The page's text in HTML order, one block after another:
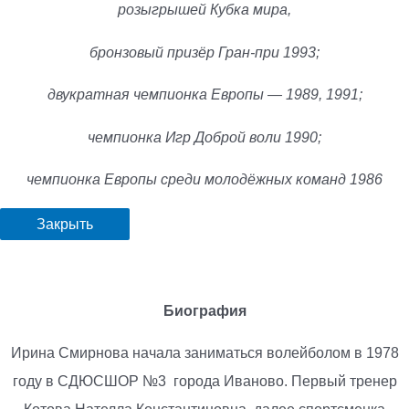
розыгрышей Кубка мира,
бронзовый призёр Гран-при 1993;
двукратная чемпионка Европы — 1989, 1991;
чемпионка Игр Доброй воли 1990;
чемпионка Европы среди молодёжных команд 1986
Закрыть
Биография
Ирина Смирнова начала заниматься волейболом в 1978
году в СДЮСШОР №3 города Иваново. Первый тренер